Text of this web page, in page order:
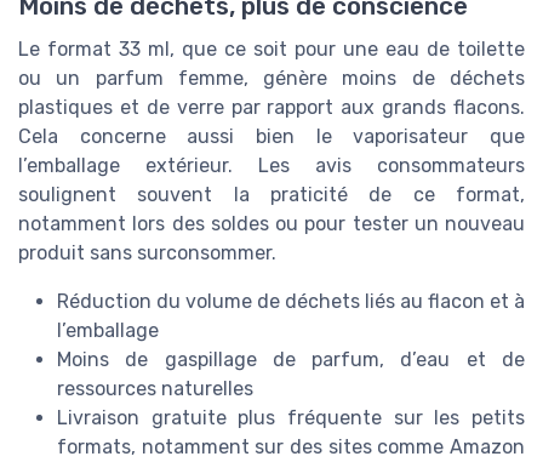
Le format 33 ml, que ce soit pour une eau de toilette
ou un parfum femme, génère moins de déchets
plastiques et de verre par rapport aux grands flacons.
Cela concerne aussi bien le vaporisateur que
l’emballage extérieur. Les avis consommateurs
soulignent souvent la praticité de ce format,
notamment lors des soldes ou pour tester un nouveau
produit sans surconsommer.
Réduction du volume de déchets liés au flacon et à
l’emballage
Moins de gaspillage de parfum, d’eau et de
ressources naturelles
Livraison gratuite plus fréquente sur les petits
formats, notamment sur des sites comme Amazon